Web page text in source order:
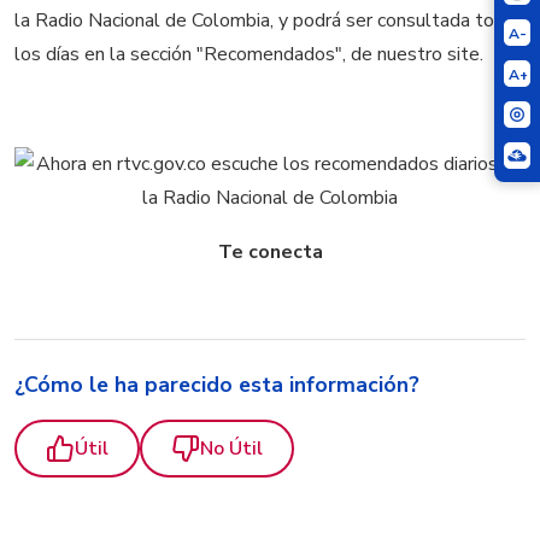
A-
A+
la Radio Nacional de Colombia, y podrá ser consultada todos
los días en la sección "Recomendados", de nuestro site.
Te conecta
¿Cómo le ha parecido esta información?
Útil No Útil